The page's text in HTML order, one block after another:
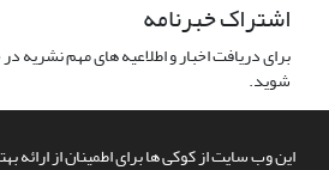
این وب سایت از کوکی ها برای اطمینان از ارائه
اشتراک خبرنامه
برای دریافت اخبار و اطلاعیه های مهم نشریه
شوید.